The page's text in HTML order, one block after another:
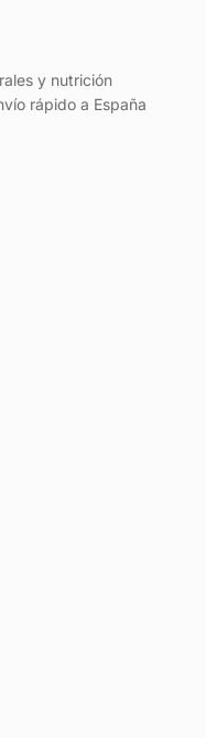
y nutrición
rápido a España